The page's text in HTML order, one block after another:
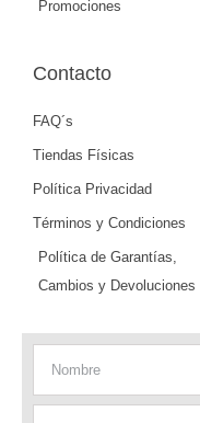
Promociones
Contacto
FAQ´s
Tiendas Físicas
Política Privacidad
Términos y Condiciones
Política de Garantías,
Cambios y Devoluciones